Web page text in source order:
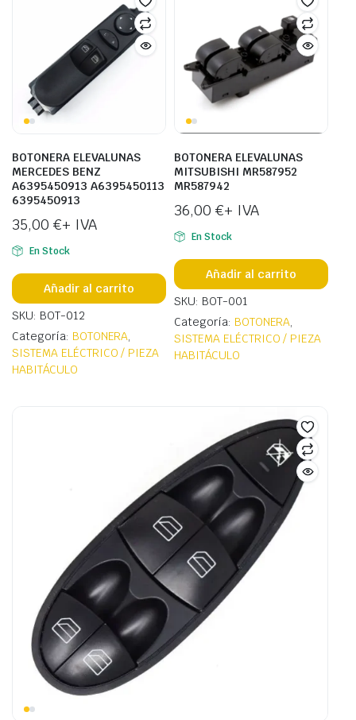
BOTONERA ELEVALUNAS
MERCEDES BENZ
A6395450913 A6395450113
6395450913
35,00 €+ IVA
En Stock
Añadir al carrito
SKU: BOT-012
Categoría: BOTONERA,
SISTEMA ELÉCTRICO / PIEZA
HABITÁCULO
BOTONERA ELEVALUNAS
MITSUBISHI MR587952
MR587942
36,00 €+ IVA
En Stock
Añadir al carrito
SKU: BOT-001
Categoría: BOTONERA,
SISTEMA ELÉCTRICO / PIEZA
HABITÁCULO